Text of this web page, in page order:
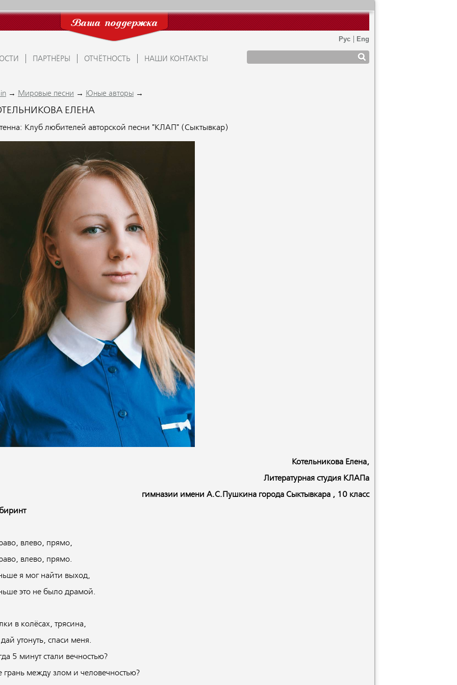
Ваша поддержка
ПАРТНЁРЫ ОТЧЁТНОСТЬ НАШИ КОНТАКТЫ
→ Мировые песни → Юные авторы →
ЕЛЕНА
Клуб любителей авторской песни "КЛАП" (Сыктывкар)
Котельникова Елена,
Литературная студия КЛАПа
гимназии имени А.С.Пушкина города Сыктывкара , 10 класс
влево, прямо,
влево, прямо.
я мог найти выход,
это не было драмой.
в колёсах, трясина,
утонуть, спаси меня.
5 минут стали вечностью?
грань между злом и человечностью?